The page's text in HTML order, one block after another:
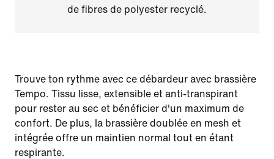
de fibres de polyester recyclé.
Trouve ton rythme avec ce débardeur avec brassière
Tempo. Tissu lisse, extensible et anti-transpirant
pour rester au sec et bénéficier d'un maximum de
confort. De plus, la brassière doublée en mesh et
intégrée offre un maintien normal tout en étant
respirante.